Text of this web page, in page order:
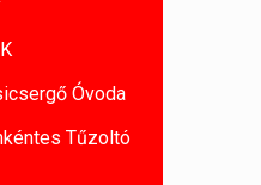
Óvoda
Tűzoltó